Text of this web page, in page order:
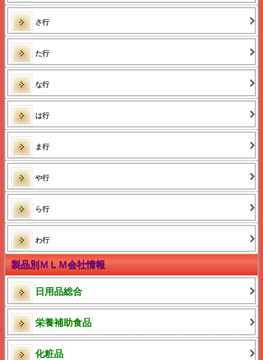
さ行
た行
な行
は行
ま行
や行
ら行
わ行
製品別ＭＬＭ会社情報
日用品総合
栄養補助食品
化粧品